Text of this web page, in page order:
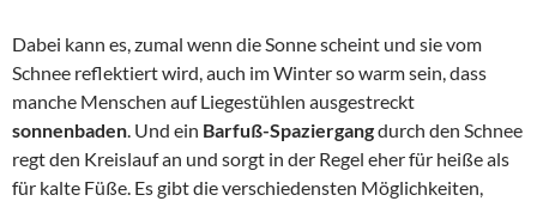
Dabei kann es, zumal wenn die Sonne scheint und sie vom
Schnee reflektiert wird, auch im Winter so warm sein, dass
manche Menschen auf Liegestühlen ausgestreckt
sonnenbaden. Und ein Barfuß-Spaziergangdurch den Schnee
regt den Kreislauf an und sorgt in der Regel eher für heiße als
für kalte Füße. Es gibt die verschiedensten Möglichkeiten,